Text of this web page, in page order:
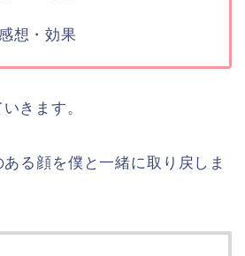
想・効果
きます。
る顔を僕と一緒に取り戻しま